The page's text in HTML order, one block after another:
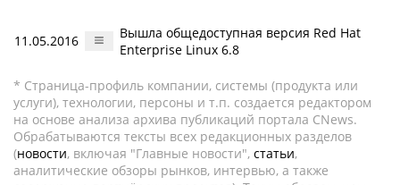
11.05.2016
Вышла общедоступная версия Red Hat
Enterprise Linux 6.8
* Страница-профиль компании, системы (продукта или
услуги), технологии, персоны и т.п. создается редактором
на основе анализа архива публикаций портала CNews.
Обрабатываются тексты всех редакционных разделов
(новости, включая "Главные новости", статьи,
аналитические обзоры рынков, интервью, а также